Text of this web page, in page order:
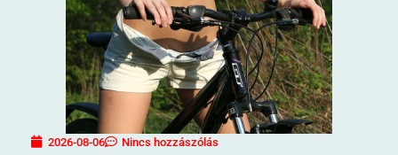
2026-08-06 Nincs hozzászólás